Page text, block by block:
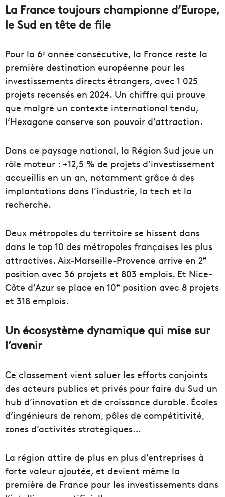
La France toujours championne d’Europe,
le Sud en tête de file
Pour la 6ᵉ année consécutive, la France reste la
première destination européenne pour les
investissements directs étrangers, avec 1 025
projets recensés en 2024. Un chiffre qui prouve
que malgré un contexte international tendu,
l’Hexagone conserve son pouvoir d’attraction.
Dans ce paysage national, la Région Sud joue un
rôle moteur : +12,5 % de projets d’investissement
accueillis en un an, notamment grâce à des
implantations dans l’industrie, la tech et la
recherche.
Deux métropoles du territoire se hissent dans
dans le top 10 des métropoles françaises les plus
attractives. Aix-Marseille-Provence arrive en 2e
position avec 36 projets et 803 emplois. Et Nice-
Côte d’Azur se place en 10e position avec 8 projets
et 318 emplois.
Un écosystème dynamique qui mise sur
l’avenir
Ce classement vient saluer les efforts conjoints
des acteurs publics et privés pour faire du Sud un
hub d’innovation et de croissance durable. Écoles
d’ingénieurs de renom, pôles de compétitivité,
zones d’activités stratégiques…
La région attire de plus en plus d’entreprises à
forte valeur ajoutée, et devient même la
première de France pour les investissements dans